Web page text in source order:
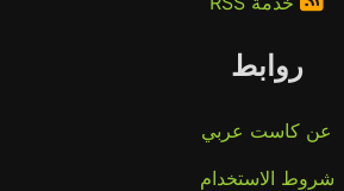
روابط
عن كاست عربي
شروط الاستخدام